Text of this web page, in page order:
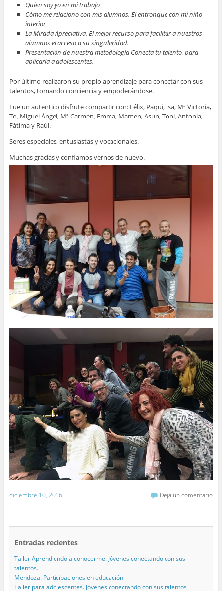
Quien soy yo en mi trabajo
Cómo me relaciono con mis alumnos. El entronque con mi niño
interior
La Mirada Apreciativa. El mejor recurso para facilitar a nuestros
alumnos el acceso a su singularidad.
Presentación de nuestra metodología Conecta tu talento, para
aplicarla a adolescentes.
Por último realizaron su propio aprendizaje para conectar con sus
talentos, tomando conciencia y empoderándose.
Fue un autentico disfrute compartir con: Félix, Paqui, Isa, Mª Victoria,
To, Miguel Ángel, Mª Carmen, Emma, Mamen, Asun, Toni, Antonia,
Fátima y Raúl.
Seres especiales, entusiastas y vocacionales.
Muchas gracias y confiamos vernos de nuevo.
diciembre 10, 2016 Deja un comentario
Entradas recientes
Taller Aprendiendo a conocerme. Jóvenes conectando con sus
talentos.
Mendoza. Participaciones en educación
Taller para adolescentes. Jóvenes conectando con sus talentos